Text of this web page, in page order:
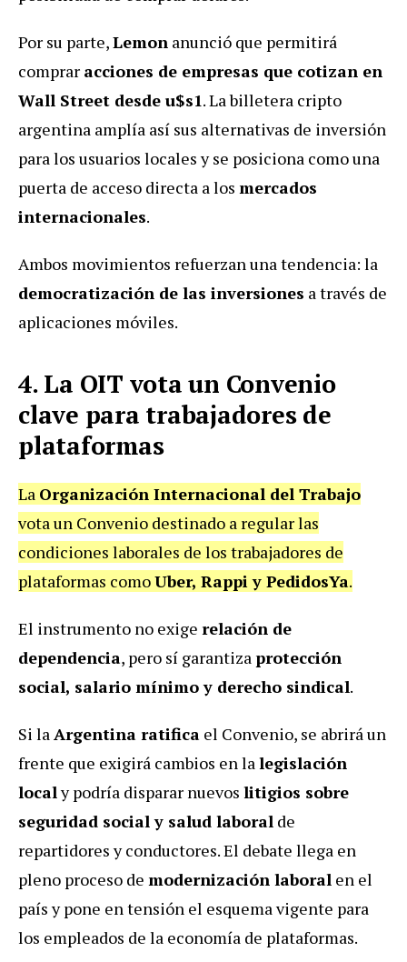
Por su parte,Lemon anunció que permitirá
comprar acciones de empresas que cotizan en
Wall Street desde u$s1. La billetera cripto
argentina amplía así sus alternativas de inversión
para los usuarios locales y se posiciona como una
puerta de acceso directa a los mercados
internacionales.
Ambos movimientos refuerzan una tendencia: la
democratización de las inversiones a través de
aplicaciones móviles.
4. La OIT vota un Convenio
clave para trabajadores de
plataformas
La Organización Internacional del Trabajo
vota un Convenio destinado a regular las
condiciones laborales de los trabajadores de
plataformas comoUber, Rappi y PedidosYa.
El instrumento no exige relación de
dependencia, pero sí garantizaprotección
social, salario mínimo y derecho sindical.
Si laArgentina ratifica el Convenio, se abrirá un
frente que exigirá cambios en lalegislación
localy podría disparar nuevos litigios sobre
seguridad social y salud laboral de
repartidores y conductores. El debate llega en
pleno proceso de modernización laboral en el
país y pone en tensión el esquema vigente para
los empleados de la economía de plataformas.